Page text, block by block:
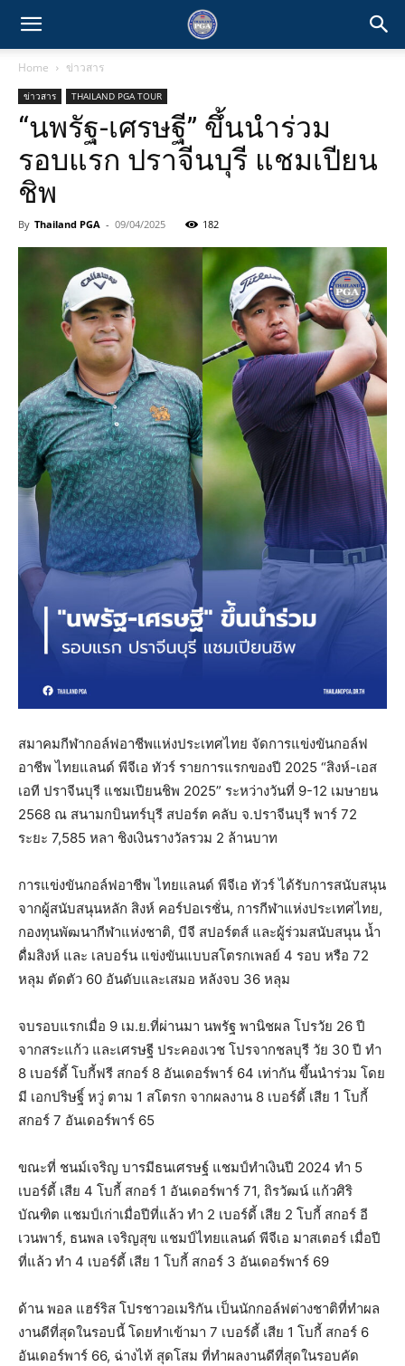
Home ข่าวสาร
ข่าวสาร THAILAND PGA TOUR
“นพรัฐ-เศรษฐี” ขึ้นนำร่วม
รอบแรก ปราจีนบุรี แชมเปียน
ชิพ
By Thailand PGA - 09/04/2025 182
สมาคมกีฬากอล์ฟอาชีพแห่งประเทศไทย จัดการแข่งขันกอล์ฟ
อาชีพ ไทยแลนด์ พีจีเอ ทัวร์ รายการแรกของปี 2025 “สิงห์-เอส
เอที ปราจีนบุรี แชมเปียนชิพ 2025” ระหว่างวันที่ 9-12 เมษายน
2568 ณ สนามกบินทร์บุรี สปอร์ต คลับ จ.ปราจีนบุรี พาร์ 72
ระยะ 7,585 หลา ชิงเงินรางวัลรวม 2 ล้านบาท
การแข่งขันกอล์ฟอาชีพ ไทยแลนด์ พีจีเอ ทัวร์ ได้รับการสนับสนุน
จากผู้สนับสนุนหลัก สิงห์ คอร์ปอเรชั่น, การกีฬาแห่งประเทศไทย,
กองทุนพัฒนากีฬาแห่งชาติ, บีจี สปอร์ตส์ และผู้ร่วมสนับสนุน น้ำ
ดื่มสิงห์ และ เลบอร์น แข่งขันแบบสโตรกเพลย์ 4 รอบ หรือ 72
หลุม ตัดตัว 60 อันดับและเสมอ หลังจบ 36 หลุม
จบรอบแรกเมื่อ 9 เม.ย.ที่ผ่านมา นพรัฐ พานิชผล โปรวัย 26 ปี
จากสระแก้ว และเศรษฐี ประคองเวช โปรจากชลบุรี วัย 30 ปี ทำ
8 เบอร์ดี้ โบกี้ฟรี สกอร์ 8 อันเดอร์พาร์ 64 เท่ากัน ขึ้นนำร่วม โดย
มี เอกปริษฐิ์ หวู่ ตาม 1 สโตรก จากผลงาน 8 เบอร์ดี้ เสีย 1 โบกี้
สกอร์ 7 อันเดอร์พาร์ 65
ขณะที่ ชนม์เจริญ บารมีธนเศรษฐ์ แชมป์ทำเงินปี 2024 ทำ 5
เบอร์ดี้ เสีย 4 โบกี้ สกอร์ 1 อันเดอร์พาร์ 71, ถิรวัฒน์ แก้วศิริ
บัณฑิต แชมป์เก่าเมื่อปีที่แล้ว ทำ 2 เบอร์ดี้ เสีย 2 โบกี้ สกอร์ อี
เวนพาร์, ธนพล เจริญสุข แชมป์ไทยแลนด์ พีจีเอ มาสเตอร์ เมื่อปี
ที่แล้ว ทำ 4 เบอร์ดี้ เสีย 1 โบกี้ สกอร์ 3 อันเดอร์พาร์ 69
ด้าน พอล แฮร์ริส โปรชาวอเมริกัน เป็นนักกอล์ฟต่างชาติที่ทำผล
งานดีที่สุดในรอบนี้ โดยทำเข้ามา 7 เบอร์ดี้ เสีย 1 โบกี้ สกอร์ 6
อันเดอร์พาร์ 66, ฉ่างไท้ สุดโสม ที่ทำผลงานดีที่สุดในรอบคัด